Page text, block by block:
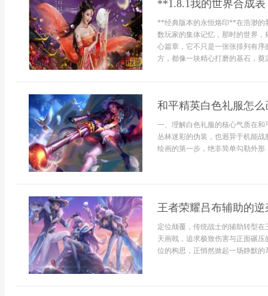
**1.8.1我的世界合成
**经典版本的永恒烙印**在浩渺的
数玩家的集体记忆，那时的世界
心篇章，它不只是一张张排列有
方，都像一块精心打磨的基石，
和平精英白色礼服怎
一、理解白色礼服的核心气质在
丛林迷彩的伪装，也迥异于机能
绘画的第一步，绝非简单勾勒外
王者荣耀吕布辅助的
定位颠覆，传统战士的辅助转型
天画戟，追求极致伤害与正面碾
位的构思，正悄然掀起一场静默的